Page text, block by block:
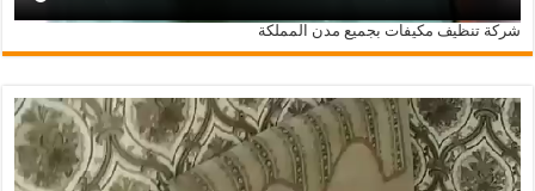
شركة تنظيف مكيفات بجميع مدن المملكة